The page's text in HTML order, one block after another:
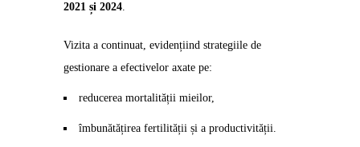
2021 și 2024.
Vizita a continuat, evidențiind strategiile de
gestionare a efectivelor axate pe:
reducerea mortalității mieilor,
îmbunătățirea fertilității și a productivității.